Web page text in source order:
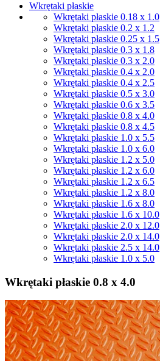
Wkrętaki płaskie
Wkrętaki płaskie 0.18 x 1.0
Wkrętaki płaskie 0.2 x 1.2
Wkrętaki płaskie 0.25 x 1.5
Wkrętaki płaskie 0.3 x 1.8
Wkrętaki płaskie 0.3 x 2.0
Wkrętaki płaskie 0.4 x 2.0
Wkrętaki płaskie 0.4 x 2.5
Wkrętaki płaskie 0.5 x 3.0
Wkrętaki płaskie 0.6 x 3.5
Wkrętaki płaskie 0.8 x 4.0
Wkrętaki płaskie 0.8 x 4.5
Wkrętaki płaskie 1.0 x 5.5
Wkrętaki płaskie 1.0 x 6.0
Wkrętaki płaskie 1.2 x 5.0
Wkrętaki płaskie 1.2 x 6.0
Wkrętaki płaskie 1.2 x 6.5
Wkrętaki płaskie 1.2 x 8.0
Wkrętaki płaskie 1.6 x 8.0
Wkrętaki płaskie 1.6 x 10.0
Wkrętaki płaskie 2.0 x 12.0
Wkrętaki płaskie 2.0 x 14.0
Wkrętaki płaskie 2.5 x 14.0
Wkrętaki płaskie 1.0 x 5.0
Wkrętaki płaskie 0.8 x 4.0